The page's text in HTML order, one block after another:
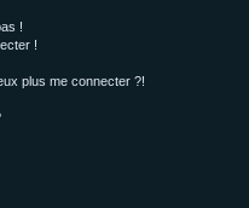
!
!
plus me connecter ?!